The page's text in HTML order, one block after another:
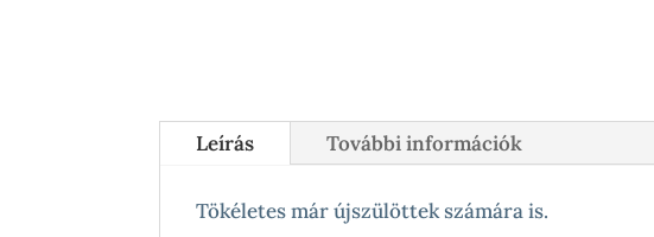
Leírás További információk
Tökéletes már újszülöttek számára is.